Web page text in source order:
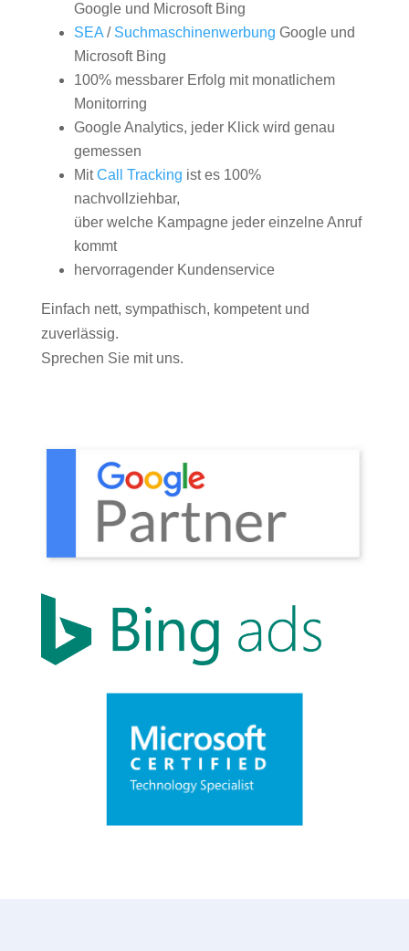
Google und Microsoft Bing
SEA/ Suchmaschinenwerbung Google und
Microsoft Bing
100% messbarer Erfolg mit monatlichem
Monitorring
Google Analytics, jeder Klick wird genau
gemessen
MitCall Tracking ist es 100%
nachvollziehbar,
über welche Kampagne jeder einzelne Anruf
kommt
hervorragender Kundenservice
Einfach nett, sympathisch, kompetent und
zuverlässig.
Sprechen Sie mit uns.